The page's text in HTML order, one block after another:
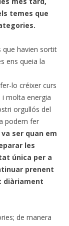
temes que
que havien sortit
ens queia la
lo créixer curs
molta energia
orgullós del
podem fer
ser quan em
les
única per a
prenent
diàriament
de manera